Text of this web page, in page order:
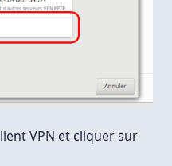
VPN et cliquer sur